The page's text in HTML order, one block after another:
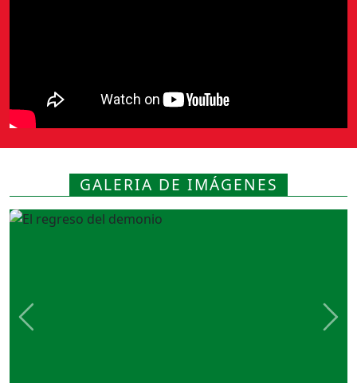
GALERIA DE IMÁGENES
Previous Next